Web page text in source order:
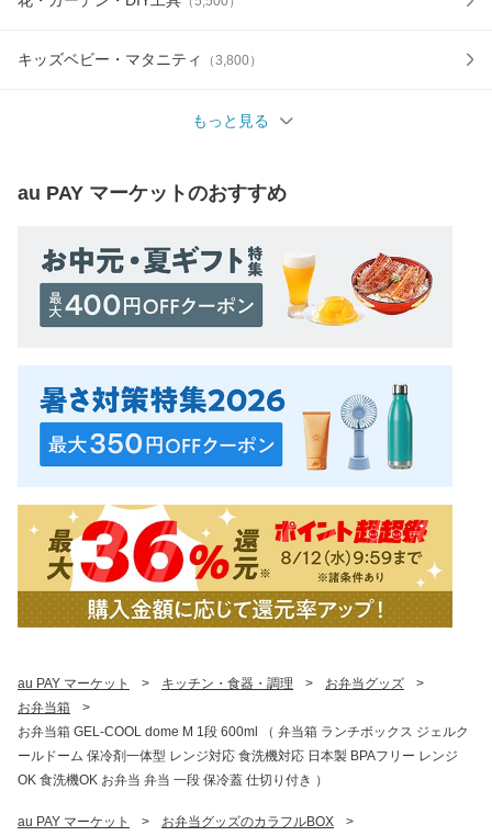
キッズベビー・マタニティ （3,800）
もっと見る
au PAY マーケットのおすすめ
au PAY マーケット > キッチン・食器・調理 > お弁当グッズ
>
お弁当箱
>
お弁当箱 GEL-COOL dome M 1段 600ml （ 弁当箱 ランチボックス ジェルク
ールドーム 保冷剤一体型 レンジ対応 食洗機対応 日本製 BPAフリー レンジ
OK 食洗機OK お弁当 弁当 一段 保冷蓋 仕切り付き ）
au PAY マーケット > お弁当グッズのカラフルBOX
>